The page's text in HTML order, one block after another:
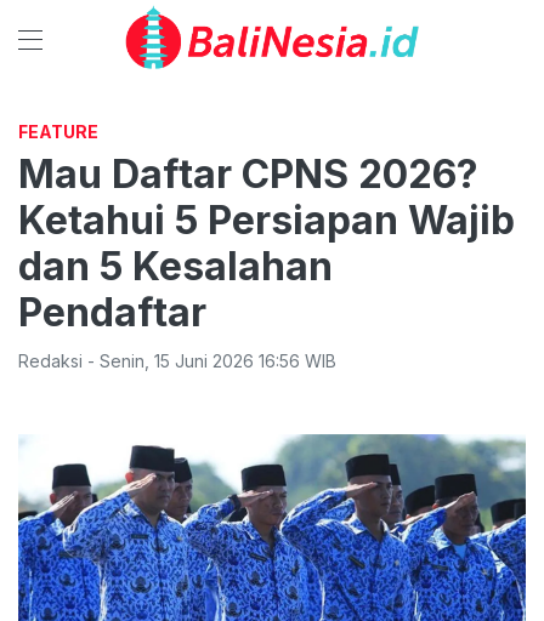
FEATURE
Mau Daftar CPNS 2026?
Ketahui 5 Persiapan Wajib
dan 5 Kesalahan
Pendaftar
Redaksi - Senin 15 Juni 2026 16:56 WIB